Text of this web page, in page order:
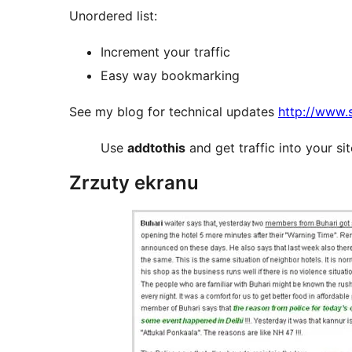
Unordered list:
Increment your traffic
Easy way bookmarking
See my blog for technical updates http://
Use addtothis and get traffic into your
Zrzuty ekranu